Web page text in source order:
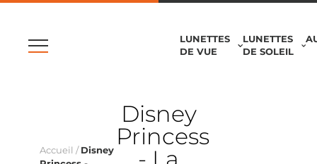
LUNETTES
DE VUE
LUNETTES
DE SOLEIL
Accueil / Disney
Disney
Princess